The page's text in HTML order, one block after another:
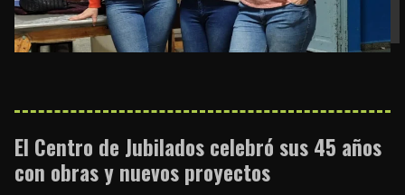
El Centro de Jubilados celebró sus 45 años
con obras y nuevos proyectos